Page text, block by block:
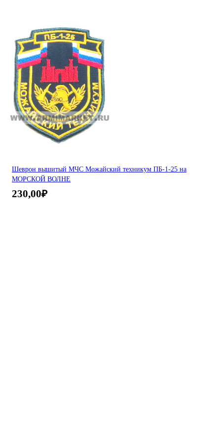
Шеврон вышитый МЧС Можайский техникум ПБ-1-25 на
МОРСКОЙ ВОЛНЕ
230,00₽